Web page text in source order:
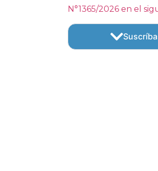
N°1365/2026 en el